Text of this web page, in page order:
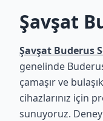
Şavşat
Şavşat Buderus
genelinde
çamaşır ve
cihazlarınız için
sunuyoruz.